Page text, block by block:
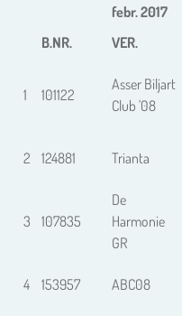
febr. 2017
B.NR.
VER.
1 101122
Asser Biljart
Club '08
2 124881 Trianta
3 107835
De
Harmonie
GR
4 153957 ABC08